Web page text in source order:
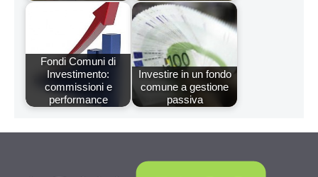
Fondi Comuni di
Investimento:
commissioni e
performance
Investire in un fondo
comune a gestione
passiva